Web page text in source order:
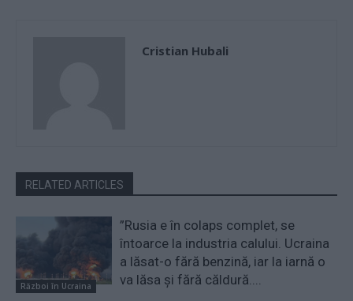
Cristian Hubali
RELATED ARTICLES
Război în Ucraina
”Rusia e în colaps complet, se
întoarce la industria calului. Ucraina
a lăsat-o fără benzină, iar la iarnă o
va lăsa și fără căldură....